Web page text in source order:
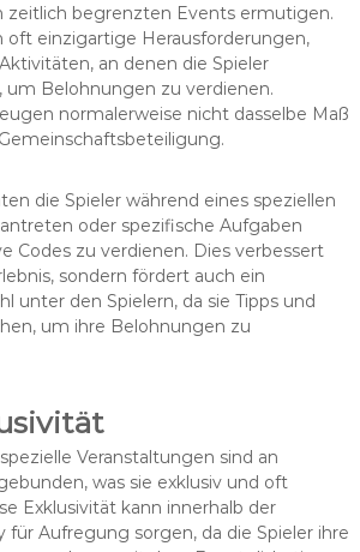
zeitlich begrenzten Events ermutigen.
oft einzigartige Herausforderungen,
an denen die Spieler
Belohnungen zu verdienen.
normalerweise nicht dasselbe Maß
die Spieler während eines speziellen
oder spezifische Aufgaben
Codes zu verdienen. Dies verbessert
sondern fördert auch ein
unter den Spielern, da sie Tipps und
um ihre Belohnungen zu
Veranstaltungen sind an
was sie exklusiv und oft
Exklusivität kann innerhalb der
für Aufregung sorgen, da die Spieler ihre